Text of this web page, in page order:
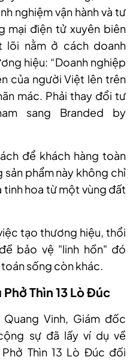
nghiệm vận hành và tư
mại điện tử xuyên biên
lõi nằm ở cách doanh
hiệu: “Doanh nghiệp
của người Việt lên trên
mác. Phải thay đổi tư
sang Branded by
để khách hàng toàn
sản phẩm này không chỉ
tinh hoa từ một vùng đất
tạo thương hiệu, thổi
bảo vệ "linh hồn" đó
sống còn khác.
Thìn 13 Lò Đúc
Vinh, Giám đốc
sự đã lấy ví dụ về
Thìn 13 Lò Đúc đối